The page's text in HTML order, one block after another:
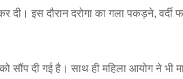
दी। इस दौरान दरोगा का गला पकड़ने, वर्दी
दी गई है। साथ ही महिला आयोग ने भी